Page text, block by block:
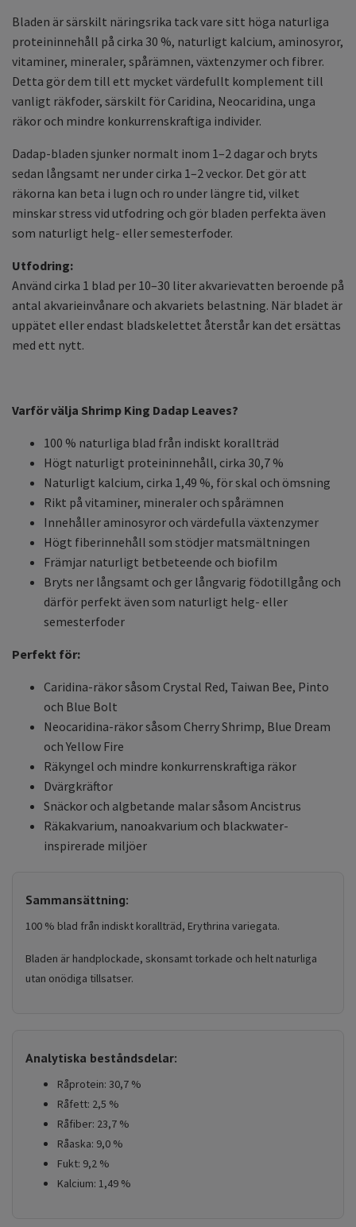
Bladen är särskilt näringsrika tack vare sitt höga naturliga
proteininnehåll på cirka 30 %, naturligt kalcium, aminosyror,
vitaminer, mineraler, spårämnen, växtenzymer och fibrer.
Detta gör dem till ett mycket värdefullt komplement till
vanligt räkfoder, särskilt för Caridina, Neocaridina, unga
räkor och mindre konkurrenskraftiga individer.
Dadap-bladen sjunker normalt inom 1–2 dagar och bryts
sedan långsamt ner under cirka 1–2 veckor. Det gör att
räkorna kan beta i lugn och ro under längre tid, vilket
minskar stress vid utfodring och gör bladen perfekta även
som naturligt helg- eller semesterfoder.
Utfodring:
Använd cirka 1 blad per 10–30 liter akvarievatten beroende på
antal akvarieinvånare och akvariets belastning. När bladet är
uppätet eller endast bladskelettet återstår kan det ersättas
med ett nytt.
Varför välja Shrimp King Dadap Leaves?
100 % naturliga blad från indiskt korallträd
Högt naturligt proteininnehåll, cirka 30,7 %
Naturligt kalcium, cirka 1,49 %, för skal och ömsning
Rikt på vitaminer, mineraler och spårämnen
Innehåller aminosyror och värdefulla växtenzymer
Högt fiberinnehåll som stödjer matsmältningen
Främjar naturligt betbeteende och biofilm
Bryts ner långsamt och ger långvarig födotillgång och
därför perfekt även som naturligt helg- eller
semesterfoder
Perfekt för:
Caridina-räkor såsom Crystal Red, Taiwan Bee, Pinto
och Blue Bolt
Neocaridina-räkor såsom Cherry Shrimp, Blue Dream
och Yellow Fire
Räkyngel och mindre konkurrenskraftiga räkor
Dvärgkräftor
Snäckor och algbetande malar såsom Ancistrus
Räkakvarium, nanoakvarium och blackwater-
inspirerade miljöer
Sammansättning:
100 % blad från indiskt korallträd, Erythrina variegata.
Bladen är handplockade, skonsamt torkade och helt naturliga
utan onödiga tillsatser.
Analytiska beståndsdelar:
Råprotein: 30,7 %
Råfett: 2,5 %
Råfiber: 23,7 %
Råaska: 9,0 %
Fukt: 9,2 %
Kalcium: 1,49 %